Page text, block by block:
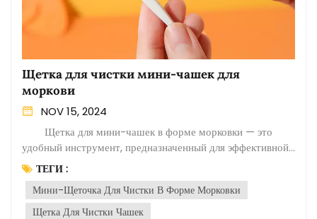
Щетка для чистки мини-чашек для
моркови
NOV 15, 2024
удобный инструмент, предназначенный для эффективной
очистки небольших чашек и контейнеров. Благодаря
уникальной конструкции очистка труднодоступных мест
становится проще простого. Благодаря компактному
размеру и форме щетины в форме морковки эта щетка
ТЕГИ :
Мини-Щеточка Для Чистки В Форме Морковки
Щетка Для Чистки Чашек